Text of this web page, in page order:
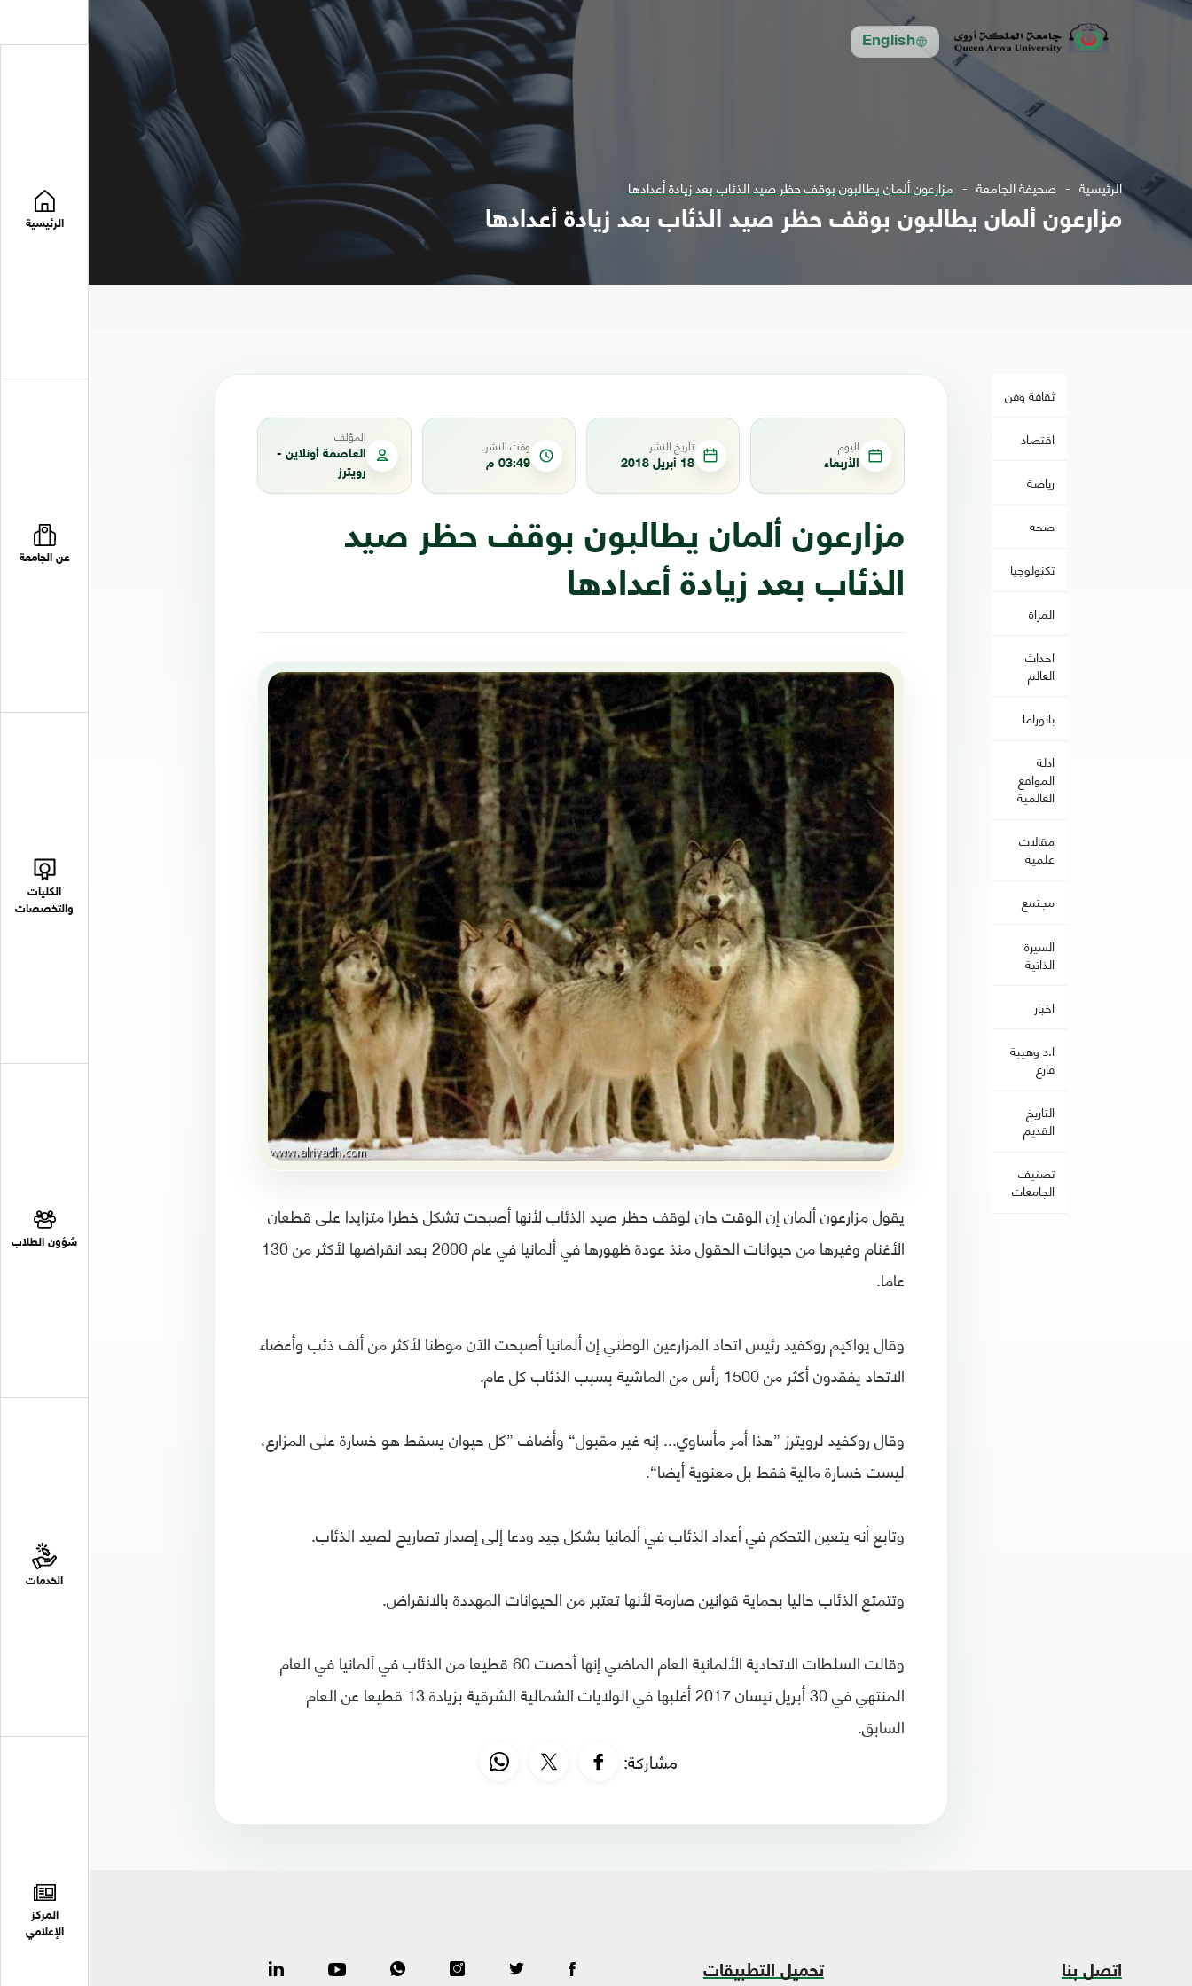
English
الرئيسية
عن الجامعة
الكليات
والتخصصات
شؤون الطلاب
الخدمات
المركز
الإعلامي
الرئيسية صحيفة الجامعة مزارعون ألمان يطالبون بوقف حظر صيد الذئاب بعد زيادة أعدادها
مزارعون ألمان يطالبون بوقف حظر صيد الذئاب بعد زيادة أعدادها
ثقافة وفن
اقتصاد
رياضة
صحه
تكنولوجيا
المراة
احداث
العالم
بانوراما
ادلة
المواقع
العالمية
مقالات
علمية
مجتمع
السيرة
الذاتية
اخبار
ا.د وهيبة
فارع
التاريخ
القديم
تصنيف
الجامعات
اليوم
الأربعاء
تاريخ النشر
18 أبريل 2018
وقت النشر
03:49 م
المؤلف
العاصمة أونلاين -
رويترز
مزارعون ألمان يطالبون بوقف حظر صيد
الذئاب بعد زيادة أعدادها
يقول مزارعون ألمان إن الوقت حان لوقف حظر صيد الذئاب لأنها أصبحت تشكل خطرا متزايدا على قطعان
الأغنام وغيرها من حيوانات الحقول منذ عودة ظهورها في ألمانيا في عام 2000 بعد انقراضها لأكثر من 130
عاما.
وقال يواكيم روكفيد رئيس اتحاد المزارعين الوطني إن ألمانيا أصبحت الآن موطنا لأكثر من ألف ذئب وأعضاء
الاتحاد يفقدون أكثر من 1500 رأس من الماشية بسبب الذئاب كل عام.
وقال روكفيد لرويترز ”هذا أمر مأساوي... إنه غير مقبول“ وأضاف ”كل حيوان يسقط هو خسارة على المزارع،
ليست خسارة مالية فقط بل معنوية أيضا“.
وتابع أنه يتعين التحكم في أعداد الذئاب في ألمانيا بشكل جيد ودعا إلى إصدار تصاريح لصيد الذئاب.
وتتمتع الذئاب حاليا بحماية قوانين صارمة لأنها تعتبر من الحيوانات المهددة بالانقراض.
وقالت السلطات الاتحادية الألمانية العام الماضي إنها أحصت 60 قطيعا من الذئاب في ألمانيا في العام
المنتهي في 30 أبريل نيسان 2017 أغلبها في الولايات الشمالية الشرقية بزيادة 13 قطيعا عن العام
السابق.
مشاركة:
اتصل بنا تحميل التطبيقات